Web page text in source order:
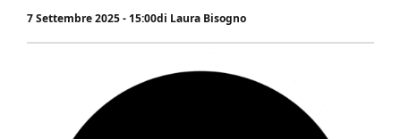
7 Settembre 2025 - 15:00di Laura Bisogno